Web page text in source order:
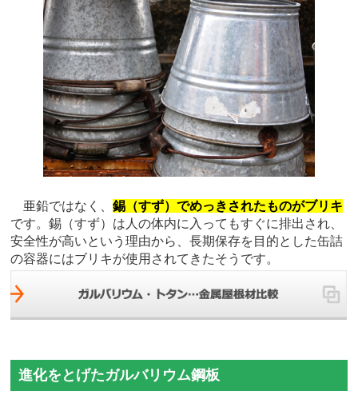
亜鉛ではなく、錫（すず）でめっきされたものがブリキ
です。錫（すず）は人の体内に入ってもすぐに排出され、
安全性が高いという理由から、長期保存を目的とした缶詰
の容器にはブリキが使用されてきたそうです。
進化をとげたガルバリウム鋼板